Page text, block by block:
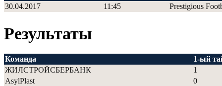
30.04.2017
11:45 Prestigious
Результаты
Команда
1-ый
ЖИЛСТРОЙСБЕРБАНК
1
AsylPlast
0